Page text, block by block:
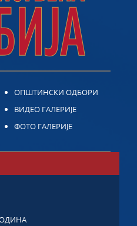
ОПШТИНСКИ ОДБОРИ
ВИДЕО ГАЛЕРИЈЕ
ФОТО ГАЛЕРИЈЕ